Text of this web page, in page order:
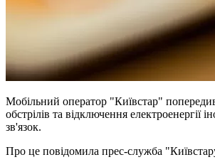
Мобільний оператор "Київстар"
обстрілів та відключення електроенергії
зв'язок.
Про це повідомила прес-служба